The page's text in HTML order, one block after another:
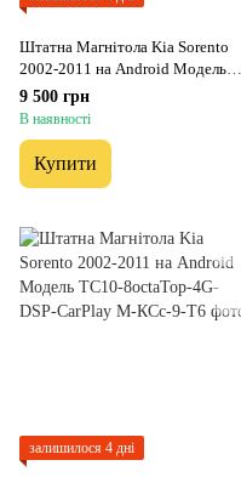
Штатна Магнітола Kia Sorento
2002-2011 на Android Модель
XYAuto-5760-8octa-4G-DSP-
CarPlay
9 500 грн
В наявності
Купити
залишилося 4 дні